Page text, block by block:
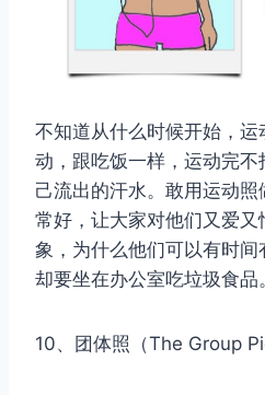
不知道从什么时候开始，
动，跟吃饭一样，运动完
己流出的汗水。敢用运动
常好，让大家对他们又爱
象，为什么他们可以有时
却要坐在办公室吃垃圾食品。
10、团体照（The Group